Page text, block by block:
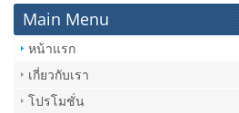
Main Menu
หน้าแรก
เกี่ยวกับเรา
โปรโมชั่น